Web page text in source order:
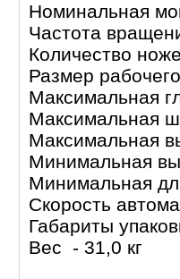
Номинальная
Частота
Количество
Размер
Максимальная
Максимальная
Максимальная
Минимальная
Минимальная
Скорость
Габариты
Вес - 31,0 кг